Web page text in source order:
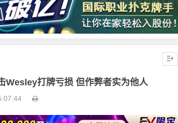
Wesley打牌亏损 但作弊者实为他人